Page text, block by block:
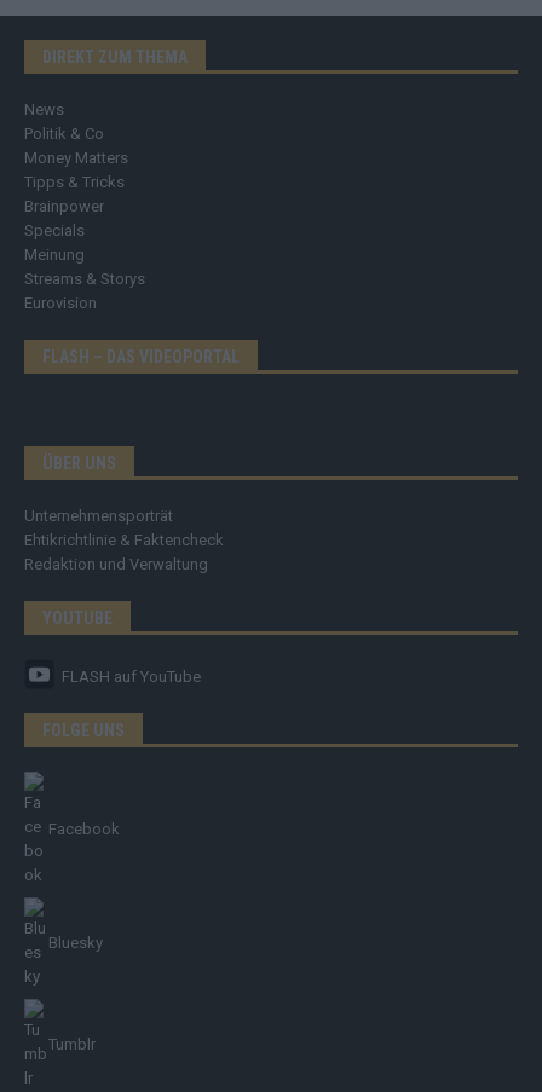
DIREKT ZUM THEMA
News
Politik & Co
Money Matters
Tipps & Tricks
Brainpower
Specials
Meinung
Streams & Storys
Eurovision
FLASH – DAS VIDEOPORTAL
ÜBER UNS
Unternehmensporträt
Ehtikrichtlinie & Faktencheck
Redaktion und Verwaltung
YOUTUBE
FLASH auf YouTube
FOLGE UNS
Facebook
Bluesky
Tumblr